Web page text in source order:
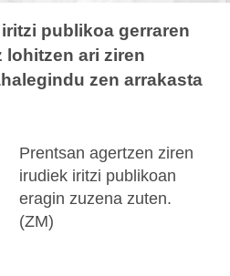
publikoa gerraren
lohitzen ari ziren
zen arrakasta
Prentsan agertzen ziren
irudiek iritzi publikoan
eragin zuzena zuten.
(ZM)